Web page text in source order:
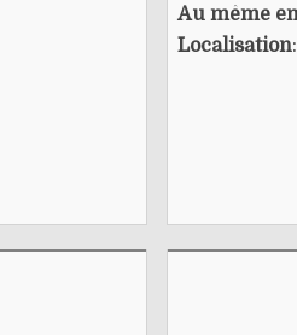
Au même
Localisation: